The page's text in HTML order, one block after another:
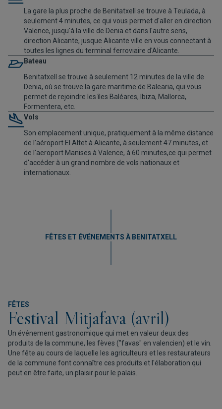
La gare la plus proche de Benitatxell se trouve à Teulada, à
seulement 4 minutes, ce qui vous permet d'aller en direction
Valence, jusqu'à la ville de Denia et dans l'autre sens,
direction Alicante, jusque Alicante ville en vous connectant à
toutes les lignes du terminal ferroviaire d'Alicante
Bateau
Benitatxell se trouve à seulement 12 minutes de la ville de
Denia, où se trouve la gare maritime de Balearia, qui vous
permet de rejoindre les îles Baléares, Ibiza, Mallorca,
Formentera, etc.
Vols
Son emplacement unique, pratiquement à la même distance
de l'aéroport El Altet à Alicante, à seulement 47 minutes, et
de l'aeroport Manises à Valence, à 60 minutes,ce qui permet
d'accéder à un grand nombre de vols nationaux et
internationaux.
FÊTES ET ÉVÉNEMENTS À BENITATXELL
FÊTES
Festival Mitjafava (avril)
Un événement gastronomique qui met en valeur deux des
produits de la commune, les fèves ("favas" en valencien) et le vin.
Une fête au cours de laquelle les agriculteurs et les restaurateurs
de la commune font connaître ces produits et l'élaboration qui
peut en être faite, un plaisir pour le palais.